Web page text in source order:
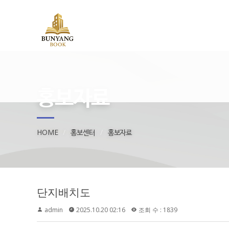
홍보자료
HOME 홍보센터 홍보자료
단지배치도
admin 2025.10.20 02:16 조회 수 : 1839